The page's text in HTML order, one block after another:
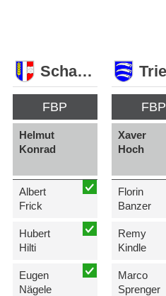
Schaan
FBP
Helmut
Konrad
Albert
Frick
Hubert
Hilti
Eugen
Nägele
FBP
Xaver
Hoch
Florin
Banzer
Remy
Kindle
Marco
Sprenger